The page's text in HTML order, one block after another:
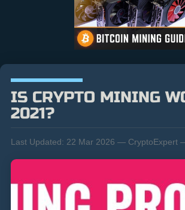
IS CRYPTO MINING
2021?
Last Updated: 22 Mar 2026 — CryptoExpert